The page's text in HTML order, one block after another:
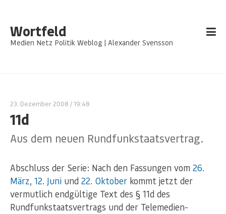
Wortfeld
Medien Netz Politik Weblog | Alexander Svensson
23. Dezember 2008 / 19:48
11d
Aus dem neuen Rundfunkstaatsvertrag.
Abschluss der Serie: Nach den Fassungen vom 26.
März, 12. Juni und 22. Oktober kommt jetzt der
vermutlich endgültige Text des § 11d des
Rundfunkstaatsvertrags und der Telemedien-